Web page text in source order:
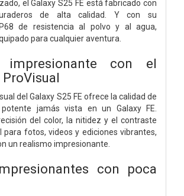
el Galaxy S25 FE está fabricado con
de alta calidad. Y con su
de resistencia al polvo y al agua,
para cualquier aventura.
impresionante con el
del Galaxy S25 FE ofrece la calidad de
jamás vista en un Galaxy FE.
del color, la nitidez y el contraste
para fotos, videos y ediciones vibrantes,
un realismo impresionante.
con poca